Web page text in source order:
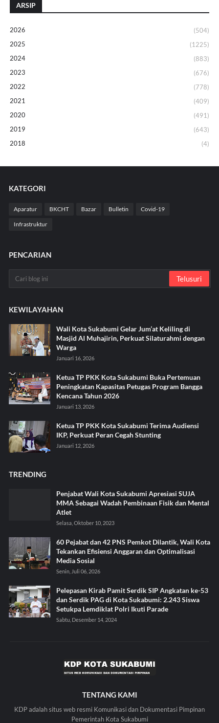
ARSIP
2026
(504)
2025
(1225)
2024
(883)
2023
(676)
2022
(778)
2021
(409)
2020
(491)
2019
(643)
2018
(4)
KATEGORI
Aparatur BKCHT Bazar Bulletin Covid-19
Infrastruktur
PENCARIAN
KEWILAYAHAN
Wali Kota Sukabumi Gelar Jum’at Keliling di
Masjid Al Muhajirin, Perkuat Silaturahmi dengan
Warga
Januari 16, 2026
Ketua TP PKK Kota Sukabumi Buka Pertemuan
Peningkatan Kapasitas Petugas Program Bangga
Kencana Tahun 2026
Januari 13, 2026
Ketua TP PKK Kota Sukabumi Terima Audiensi
IKP, Perkuat Peran Cegah Stunting
Januari 12, 2026
TRENDING
Penjabat Wali Kota Sukabumi Apresiasi SUJA
MMA Sebagai Wadah Pembinaan Fisik dan Mental
Atlet
Selasa, Oktober 10, 2023
60 Pejabat dan 42 PNS Pemkot Dilantik, Wali Kota
Tekankan Efisiensi Anggaran dan Optimalisasi
Media Sosial
Senin, Juli 06, 2026
Pelepasan Kirab Pamit Serdik SIP Angkatan ke-53
dan Serdik PAG di Kota Sukabumi: 2.243 Siswa
Setukpa Lemdiklat Polri Ikuti Parade
Sabtu, Desember 14, 2024
TENTANG KAMI
KDP adalah situs web resmi Komunikasi dan Dokumentasi Pimpinan
Pemerintah Kota Sukabumi